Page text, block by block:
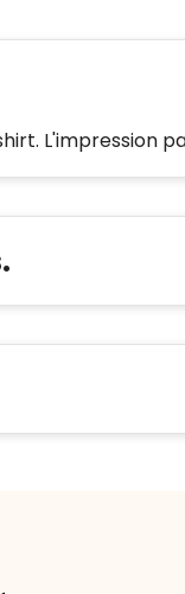
L'impression